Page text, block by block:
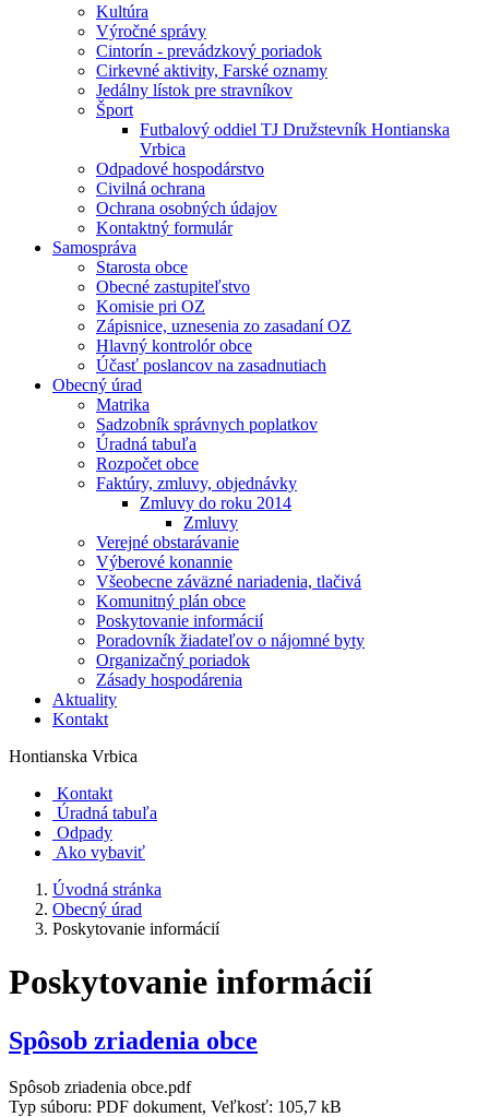
Kultúra
Výročné správy
Cintorín - prevádzkový poriadok
Cirkevné aktivity, Farské oznamy
Jedálny lístok pre stravníkov
Šport
Futbalový oddiel TJ Družstevník Hontianska
Vrbica
Odpadové hospodárstvo
Civilná ochrana
Ochrana osobných údajov
Kontaktný formulár
Samospráva
Starosta obce
Obecné zastupiteľstvo
Komisie pri OZ
Zápisnice, uznesenia zo zasadaní OZ
Hlavný kontrolór obce
Účasť poslancov na zasadnutiach
Obecný úrad
Matrika
Sadzobník správnych poplatkov
Úradná tabuľa
Rozpočet obce
Faktúry, zmluvy, objednávky
Zmluvy do roku 2014
Zmluvy
Verejné obstarávanie
Výberové konannie
Všeobecne záväzné nariadenia, tlačivá
Komunitný plán obce
Poskytovanie informácií
Poradovník žiadateľov o nájomné byty
Organizačný poriadok
Zásady hospodárenia
Aktuality
Kontakt
Hontianska Vrbica
Kontakt
Úradná tabuľa
Odpady
Ako vybaviť
Úvodná stránka
Obecný úrad
Poskytovanie informácií
Poskytovanie informácií
Spôsob zriadenia obce
Spôsob zriadenia obce.pdf
Typ súboru: PDF dokument, Veľkosť: 105,7 kB